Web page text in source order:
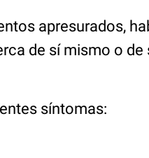
apresurados,
de sí mismo o
síntomas: